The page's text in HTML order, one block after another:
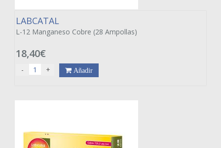
LABCATAL
L-12 Manganeso Cobre (28 Ampollas)
18,40€
- + Añadir